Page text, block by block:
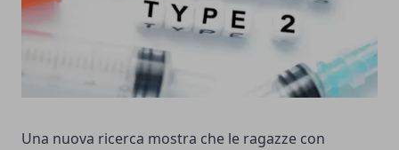
Una nuova ricerca mostra che le ragazze con